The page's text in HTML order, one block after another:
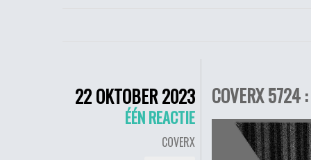
22 OKTOBER 2023
ÉÉN REACTIE
COVERX
COVERX 5724